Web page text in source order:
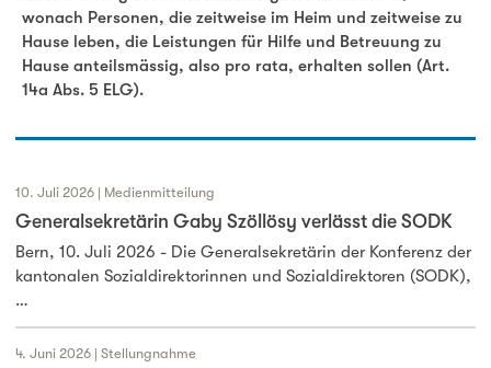
wonach Personen, die zeitweise im Heim und zeitweise zu
Hause leben, die Leistungen für Hilfe und Betreuung zu
Hause anteilsmässig, also pro rata, erhalten sollen (Art.
14a Abs. 5 ELG).
10. Juli 2026 | Medienmitteilung
Generalsekretärin Gaby Szöllösy verlässt die SODK
Bern, 10. Juli 2026 - Die Generalsekretärin der Konferenz der
kantonalen Sozialdirektorinnen und Sozialdirektoren (SODK),
…
4. Juni 2026 | Stellungnahme